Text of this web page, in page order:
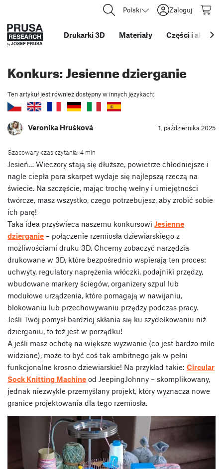
Polski Zaloguj
Drukarki 3D Materiały Części i
Konkurs: Jesienne dzierganie
Ten artykuł jest również dostępny w innych językach:
Veronika Hrušková 1. października 2025
Szacowany czas czytania: 4 min
Jesień… Wieczory stają się dłuższe, powietrze chłodniejsze i
nagle ciepła para skarpet wydaje się najlepszą rzeczą na
świecie. Na szczęście, mając trochę wełny i umiejętności
twórcze, masz wszystko, czego potrzebujesz, aby zrobić sobie
ich parę!
Taka idea przyświeca naszemu konkursowi Jesienne
dzierganie – połączenie rzemiosła dziewiarskiego z
możliwościami druku 3D. Chcemy zobaczyć narzędzia
drukowane w 3D, które bezpośrednio wspierają ten proces:
uchwyty, regulatory naprężenia włóczki, podajniki przędzy,
wbudowane markery ściegów, organizery szpul lub
modułowe urządzenia, które pomagają w nawijaniu,
blokowaniu lub przechowywaniu przędzy podczas pracy.
Jeśli Twój pomysł bardziej skłania się ku szydełkowaniu niż
dzierganiu, to też jest w porządku!
A jeśli masz ochotę na większe wyzwanie (co jest bardzo mile
widziane), może to być coś tak ambitnego jak w pełni
funkcjonalne krosno dziewiarskie! Na przykład takie: Circular
Sock Knitting Machine od JeepingJohnny – skomplikowany,
jednak niezwykle przemyślany projekt, który wyznacza nowe
granice projektowania dla tego rzemiosła.